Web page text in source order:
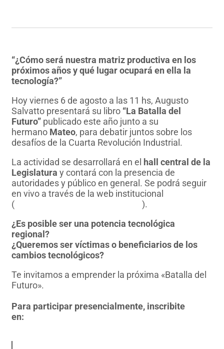
“¿Cómo será nuestra matriz productiva en los
próximos años y qué lugar ocupará en ella la
tecnología?”
Hoy viernes 6 de agosto a las 11 hs, Augusto
Salvatto presentará su libro “La Batalla del
Futuro” publicado este año junto a su
hermano Mateo, para debatir juntos sobre los
desafíos de la Cuarta Revolución Industrial.
La actividad se desarrollará en el hall central de la
Legislatura y contará con la presencia de
autoridades y público en general. Se podrá seguir
en vivo a través de la web institucional
(
).
¿Es posible ser una potencia tecnológica
regional?
¿Queremos ser víctimas o beneficiarios de los
cambios tecnológicos?
Te invitamos a emprender la próxima «Batalla del
Futuro».
Para participar presencialmente, inscribite
en: